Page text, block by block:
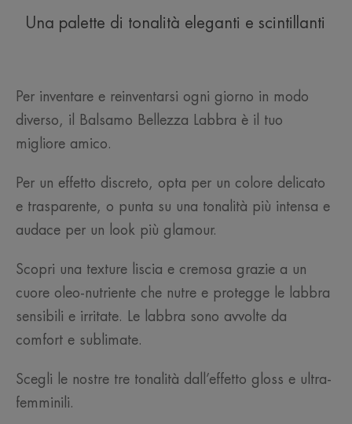
Una palette di tonalità eleganti e scintillanti
Per inventare e reinventarsi ogni giorno in modo
diverso, il Balsamo Bellezza Labbra è il tuo
migliore amico.
Per un effetto discreto, opta per un colore delicato
e trasparente, o punta su una tonalità più intensa e
audace per un look più glamour.
Scopri una texture liscia e cremosa grazie a un
cuore oleo-nutriente che nutre e protegge le labbra
sensibili e irritate. Le labbra sono avvolte da
comfort e sublimate.
Scegli le nostre tre tonalità dall’effetto gloss e ultra-
femminili.